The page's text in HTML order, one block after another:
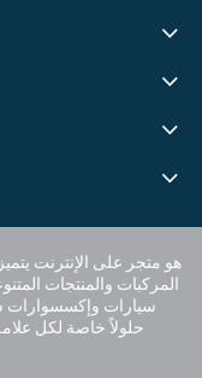
المركبات والمنتجات
سيارات وإكسسوارات